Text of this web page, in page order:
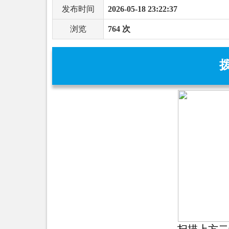
发布时间 2026-05-18 23:22:37
浏览 764 次